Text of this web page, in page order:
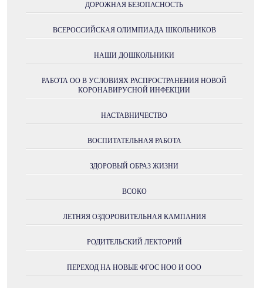
ДОРОЖНАЯ БЕЗОПАСНОСТЬ
ВСЕРОССИЙСКАЯ ОЛИМПИАДА ШКОЛЬНИКОВ
НАШИ ДОШКОЛЬНИКИ
РАБОТА ОО В УСЛОВИЯХ РАСПРОСТРАНЕНИЯ НОВОЙ
КОРОНАВИРУСНОЙ ИНФЕКЦИИ
НАСТАВНИЧЕСТВО
ВОСПИТАТЕЛЬНАЯ РАБОТА
ЗДОРОВЫЙ ОБРАЗ ЖИЗНИ
ВСОКО
ЛЕТНЯЯ ОЗДОРОВИТЕЛЬНАЯ КАМПАНИЯ
РОДИТЕЛЬСКИЙ ЛЕКТОРИЙ
ПЕРЕХОД НА НОВЫЕ ФГОС НОО И ООО